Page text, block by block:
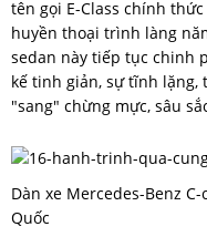
tên gọi E-Class chính
huyền thoại trình làng
sedan này tiếp tục chinh
kế tinh giản, sự tĩnh lặng,
"sang" chừng mực, sâu
Dàn xe Mercedes-Benz
Quốc